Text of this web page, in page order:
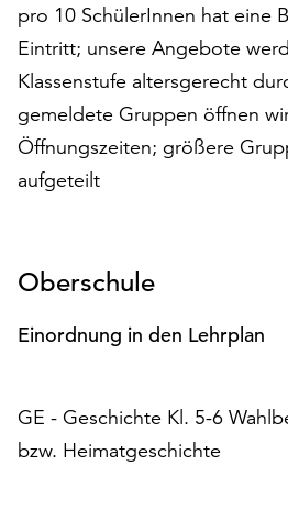
Einverständnis
weiterhin
ausgeführt.
Möchten
Sie
die
verwendeten
erreichen
Sie
Einstellungen
Schaltfläche
„Auswählen“.
pro 10 SchülerInnen hat eine
Eintritt; unsere Angebote
Klassenstufe altersgerecht
gemeldete Gruppen öffnen
Öffnungszeiten; größere
aufgeteilt
Oberschule
Einordnung in den Lehrplan
GE - Geschichte Kl. 5-6
bzw. Heimatgeschichte